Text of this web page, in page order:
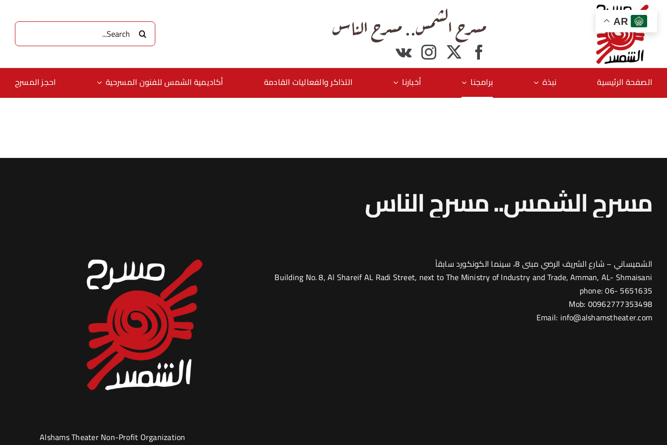
content
مسرح الشمس.. مسرح الناس
البحث
عن:
الصفحة الرئيسية نبذة برامجنا أخبارنا التذاكر والفعاليات القادمة أكاديمية الشمس للفنون المسرحية احجز المسرح
مسرح الشمس.. مسرحالناس
الشميساني – شارع الشريف الرضي مبنى 8، سينما الكونكورد سابقاً
Building No. 8, Al Shareif AL Radi Street, next to The Ministry of Industry and Trade, Amman, AL- Shmaisani
phone: 06- 5651635
Mob: 00962777353498
Email: info@alshamstheater.com
Alshams Theater Non-Profit Organization
AR